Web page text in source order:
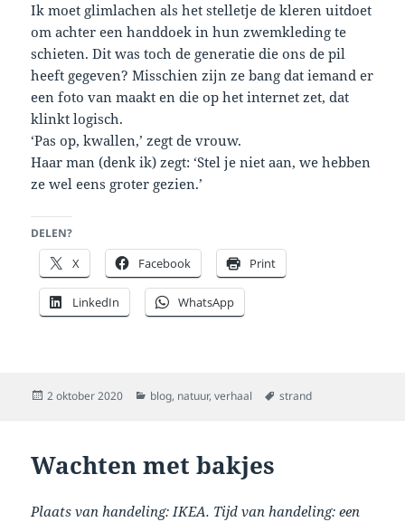
Ik moet glimlachen als het stelletje de kleren uitdoet
om achter een handdoek in hun zwemkleding te
schieten. Dit was toch de generatie die ons de pil
heeft gegeven? Misschien zijn ze bang dat iemand er
een foto van maakt en die op het internet zet, dat
klinkt logisch.
‘Pas op, kwallen,’ zegt de vrouw.
Haar man (denk ik) zegt: ‘Stel je niet aan, we hebben
ze wel eens groter gezien.’
DELEN?
X Facebook Print
LinkedIn WhatsApp
Geplaatst
2 oktober 2020 Categorieën
blog, natuur,verhaal Tags
strand
Wachten met bakjes
Plaats van handeling: IKEA. Tijd van handeling: een